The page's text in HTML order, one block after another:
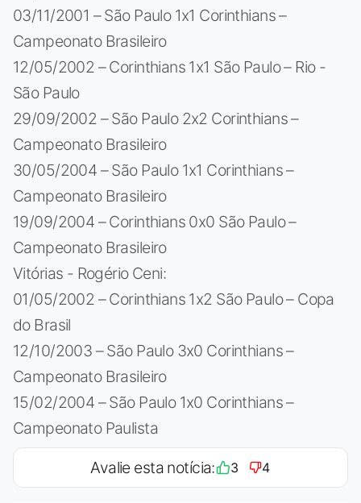
03/11/2001 – São Paulo 1x1 Corinthians –
Campeonato Brasileiro
12/05/2002 – Corinthians 1x1 São Paulo – Rio -
São Paulo
29/09/2002 – São Paulo 2x2 Corinthians –
Campeonato Brasileiro
30/05/2004 – São Paulo 1x1 Corinthians –
Campeonato Brasileiro
19/09/2004 – Corinthians 0x0 São Paulo –
Campeonato Brasileiro
Vitórias - Rogério Ceni:
01/05/2002 – Corinthians 1x2 São Paulo – Copa
do Brasil
12/10/2003 – São Paulo 3x0 Corinthians –
Campeonato Brasileiro
15/02/2004 – São Paulo 1x0 Corinthians –
Campeonato Paulista
Avalie esta notícia: 3 4